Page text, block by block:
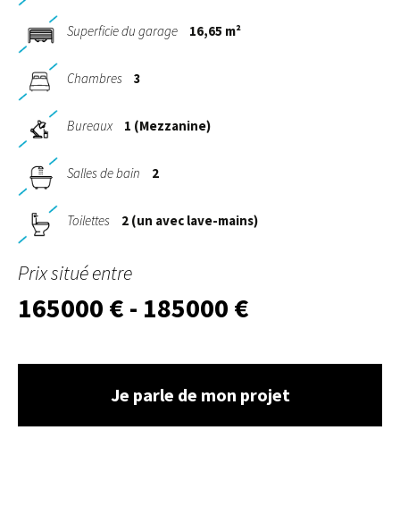
Superficie du garage 16,65 m²
Chambres 3
Bureaux 1 (Mezzanine)
Salles de bain 2
Toilettes 2 (un avec lave-mains)
Prix situé entre
165000 € - 185000 €
Je parle de mon projet